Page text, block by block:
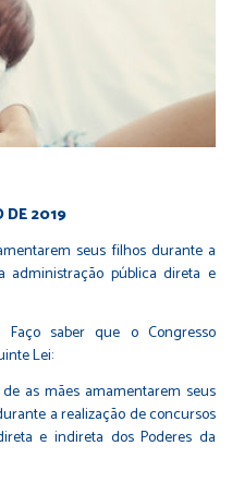
DE 2019
seus filhos durante a
administração pública direta e
Faço saber que o Congresso
Lei:
as mães amamentarem seus
a realização de concursos
e indireta dos Poderes da